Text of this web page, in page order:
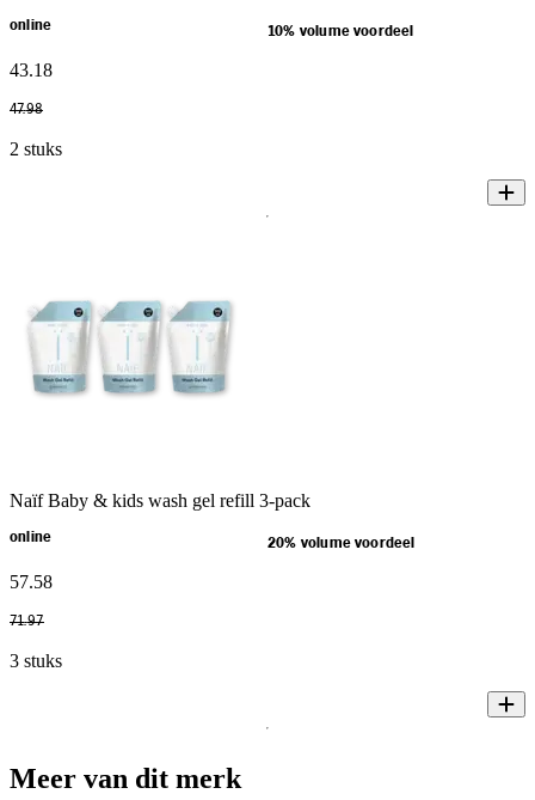
online 10% volume voordeel
43.18
47.98
2 stuks
Naïf Baby & kids wash gel refill 3-pack
online 20% volume voordeel
57.58
71.97
3 stuks
Meer van dit merk